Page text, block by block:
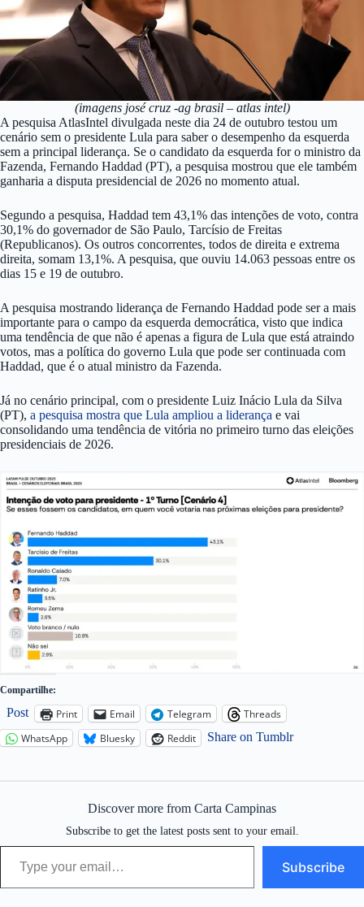
(imagens josé cruz -ag brasil – atlas intel)
A pesquisa AtlasIntel divulgada neste dia 24 de outubro testou um
cenário sem o presidente Lula para saber o desempenho da esquerda
sem a principal liderança. Se o candidato da esquerda for o ministro da
Fazenda, Fernando Haddad (PT), a pesquisa mostrou que ele também
ganharia a disputa presidencial de 2026 no momento atual.
Segundo a pesquisa, Haddad tem 43,1% das intenções de voto, contra
30,1% do governador de São Paulo, Tarcísio de Freitas
(Republicanos). Os outros concorrentes, todos de direita e extrema
direita, somam 13,1%. A pesquisa, que ouviu 14.063 pessoas entre os
dias 15 e 19 de outubro.
A pesquisa mostrando liderança de Fernando Haddad pode ser a mais
importante para o campo da esquerda democrática, visto que indica
uma tendência de que não é apenas a figura de Lula que está atraindo
votos, mas a política do governo Lula que pode ser continuada com
Haddad, que é o atual ministro da Fazenda.
Já no cenário principal, com o presidente Luiz Inácio Lula da Silva
(PT), a pesquisa mostra que Lula ampliou a liderança e vai
consolidando uma tendência de vitória no primeiro turno das eleições
presidenciais de 2026.
Compartilhe:
Post Print Email Telegram
Threads
WhatsApp
Bluesky Reddit Share on Tumblr
Discover more from Carta Campinas
Subscribe to get the latest posts sent to your email.
Type your email…
Subscribe